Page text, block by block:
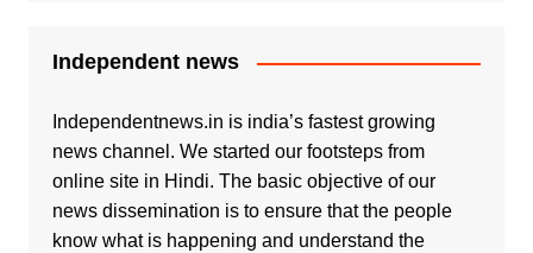
Independent news
Independentnews.in is india’s fastest growing
news channel. We started our footsteps from
online site in Hindi. The basic objective of our
news dissemination is to ensure that the people
know what is happening and understand the